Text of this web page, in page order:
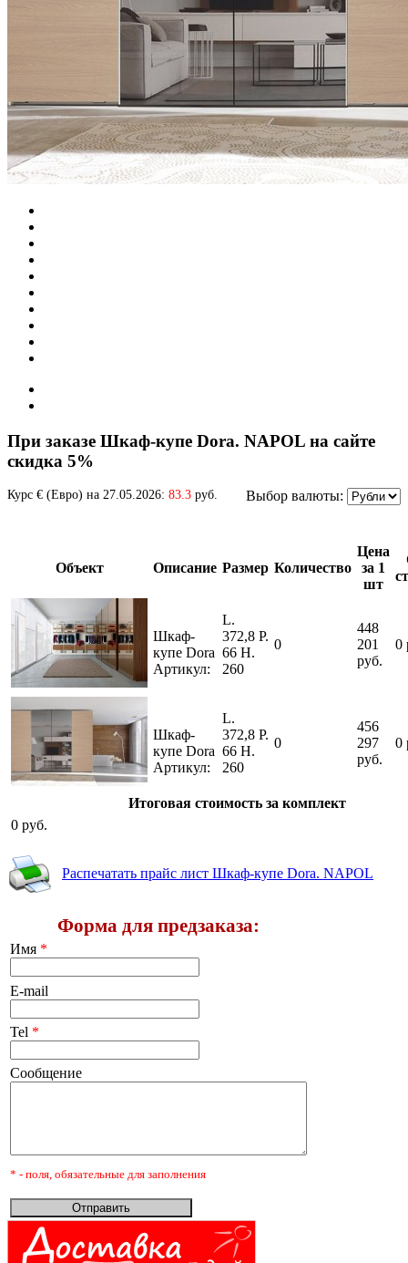
При заказе Шкаф-купе Dora. NAPOL на сайте
скидка 5%
Выбор валюты:
Курс € (Евро) на 27.05.2026: 83.3 руб.
Объект Описание Размер Количество
Цена
за 1
шт
Шкаф-
купе Dora
Артикул:
L.
372,8 P.
66 H.
260
0
448
201
руб.
0
Шкаф-
купе Dora
Артикул:
L.
372,8 P.
66 H.
260
0
456
297
руб.
0
Итоговая стоимость за комплект
0 руб.
Распечатать прайс лист Шкаф-купе Dora. NAPOL
Форма для предзаказа:
Имя *
E-mail
Tel *
Сообщение
* - поля, обязательные для заполнения